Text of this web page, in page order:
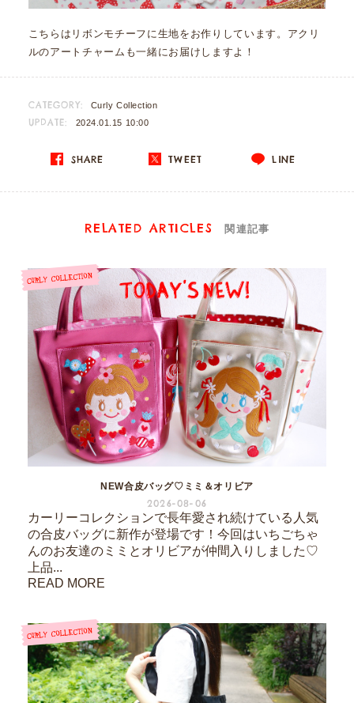
こちらはリボンモチーフに生地をお作りしています。アクリ
ルのアートチャームも一緒にお届けしますよ！
CATEGORY: Curly Collection
UPDATE: 2024.01.15 10:00
SHARE TWEET LINE
RELATED ARTICLES 関連記事
NEW合皮バッグ♡ミミ＆オリビア
2026-08-06
カーリーコレクションで長年愛され続けている人気
の合皮バッグに新作が登場です！今回はいちごちゃ
んのお友達のミミとオリビアが仲間入りしました♡
上品...
READ MORE